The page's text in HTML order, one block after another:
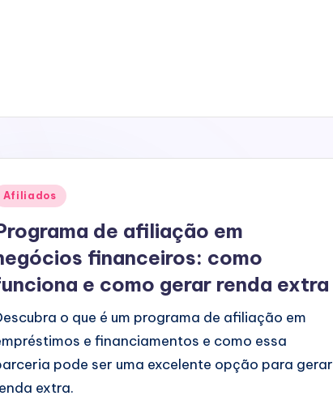
Afiliados
de afiliação em
financeiros: como
e como gerar renda extra
o que é um programa de afiliação em
e financiamentos e como essa
pode ser uma excelente opção para gerar
extra.